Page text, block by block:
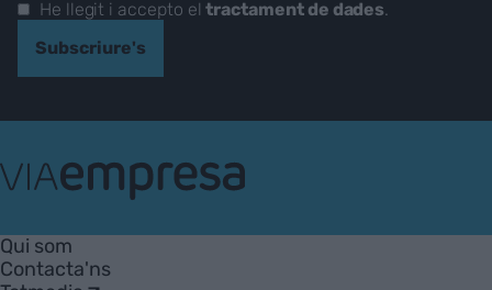
He llegit i accepto eltractament de dades.
Subscriure's
Empresa
Qui som
Contacta'ns